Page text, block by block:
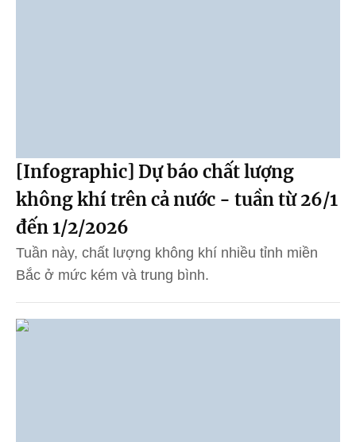
[Infographic] Dự báo chất lượng
không khí trên cả nước - tuần từ 26/1
đến 1/2/2026
Tuần này, chất lượng không khí nhiều tỉnh miền
Bắc ở mức kém và trung bình.